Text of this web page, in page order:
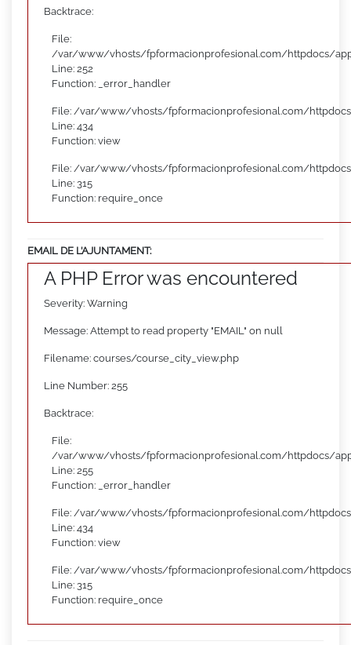
Backtrace:
File:
/var/www/vhosts/fpformacionprofesional.com/httpdocs/
Line: 252
Function: _error_handler
File: /var/www/vhosts/fpformacionprofesional.com/
Line: 434
Function: view
File: /var/www/vhosts/fpformacionprofesional.com/
Line: 315
Function: require_once
EMAIL DE L’AJUNTAMENT:
A PHP Error was encountered
Severity: Warning
Message: Attempt to read property "EMAIL" on null
Filename: courses/course_city_view.php
Line Number: 255
Backtrace:
File:
/var/www/vhosts/fpformacionprofesional.com/httpdocs/
Line: 255
Function: _error_handler
File: /var/www/vhosts/fpformacionprofesional.com/
Line: 434
Function: view
File: /var/www/vhosts/fpformacionprofesional.com/
Line: 315
Function: require_once